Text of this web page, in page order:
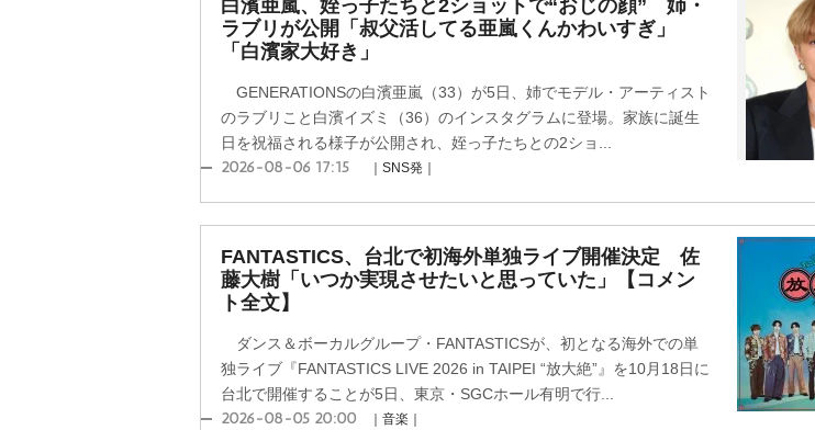
白濱亜嵐、姪っ子たちと2ショットで“おじの顔” 姉・
ラブリが公開「叔父活してる亜嵐くんかわいすぎ」
「白濱家大好き」
GENERATIONSの白濱亜嵐（33）が5日、姉でモデル・アーティスト
のラブリこと白濱イズミ（36）のインスタグラムに登場。家族に誕生
日を祝福される様子が公開され、姪っ子たちとの2ショ...
2026-08-06 17:15 ｜SNS発｜
FANTASTICS、台北で初海外単独ライブ開催決定 佐
藤大樹「いつか実現させたいと思っていた」【コメン
ト全文】
ダンス＆ボーカルグループ・FANTASTICSが、初となる海外での単
独ライブ『FANTASTICS LIVE 2026 in TAIPEI “放大絶”』を10月18日に
台北で開催することが5日、東京・SGCホール有明で行...
2026-08-05 20:00 ｜音楽｜